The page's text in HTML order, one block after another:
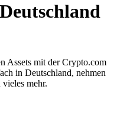
Assets mit der Crypto.com
in Deutschland, nehmen
mehr.